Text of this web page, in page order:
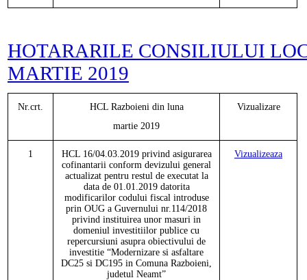
HOTARARILE CONSILIULUI
MARTIE 2019
Nr.crt. HCL Razboieni din luna
martie 2019
Vizualizare
1 HCL 16/04.03.2019 privind asigurarea
cofinantarii conform devizului general
actualizat pentru restul de executat la
data de 01.01.2019 datorita
modificarilor codului fiscal introduse
prin OUG a Guvernului nr.114/2018
privind instituirea unor masuri in
domeniul investitiilor publice cu
repercursiuni asupra obiectivului de
investitie “Modernizare si asfaltare
DC25 si DC195 in Comuna Razboieni,
judetul Neamt”
Vizualizeaza